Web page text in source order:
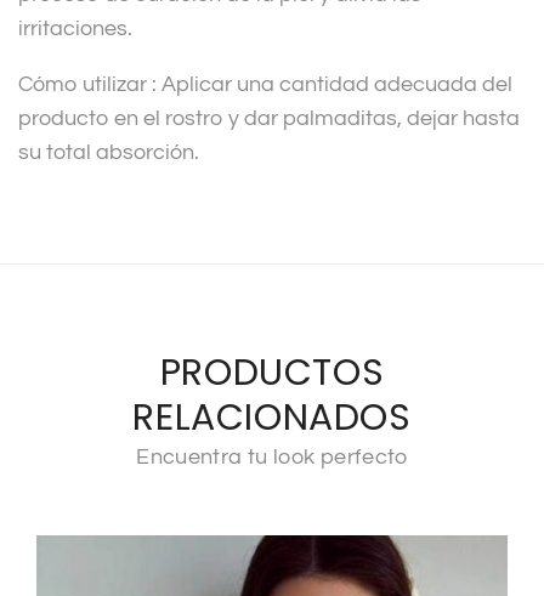
irritaciones.
Cómo utilizar : Aplicar una cantidad adecuada del
producto en el rostro y dar palmaditas, dejar hasta
su total absorción.
PRODUCTOS
RELACIONADOS
Encuentra tu look perfecto